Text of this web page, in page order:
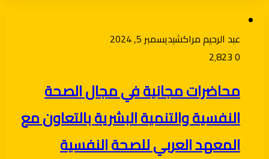
عبد الرحيم مراكشيديسمبر 5, 2024
0
محاضرات مجانية في مجال الصحة
النفسية والتنمية البشرية بالتعاون مع
المعهد العربي للصحة النفسية